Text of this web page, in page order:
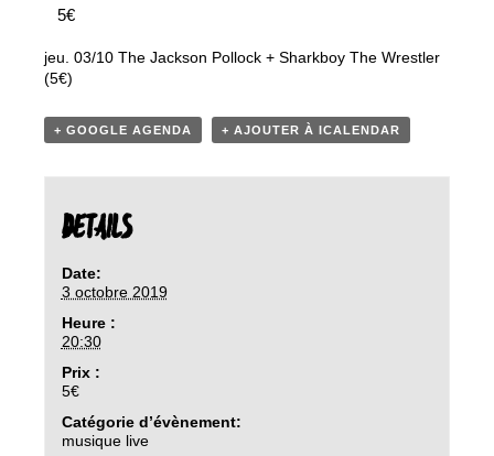
5€
jeu. 03/10 The Jackson Pollock + Sharkboy The Wrestler
(5€)
+ GOOGLE AGENDA + AJOUTER À ICALENDAR
DETAILS
Date:
3 octobre 2019
Heure :
20:30
Prix :
5€
Catégorie d’évènement:
musique live